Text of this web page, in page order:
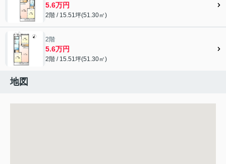
5.6万円
2階 / 15.51坪(51.30㎡)
2階
5.6万円
2階 / 15.51坪(51.30㎡)
地図